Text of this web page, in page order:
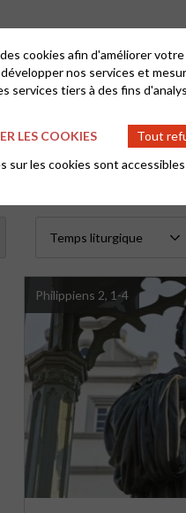
activités proposées par le
pour le jour qui vous
Philippiens 2, 1-4
cookies afin d'améliorer
nos services et
services tiers à des fins
LES COOKIES Tout
sur les cookies sont